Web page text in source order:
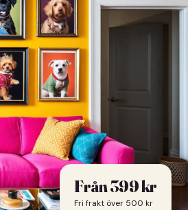
Från 399 kr
Fri frakt över 500 kr